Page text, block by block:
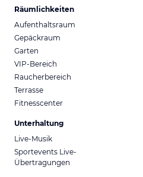
Räumlichkeiten
Aufenthaltsraum
Gepäckraum
Garten
VIP-Bereich
Raucherbereich
Terrasse
Fitnesscenter
Unterhaltung
Live-Musik
Sportevents Live-
Übertragungen